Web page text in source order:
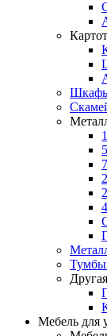
Шкафы
Мебель для